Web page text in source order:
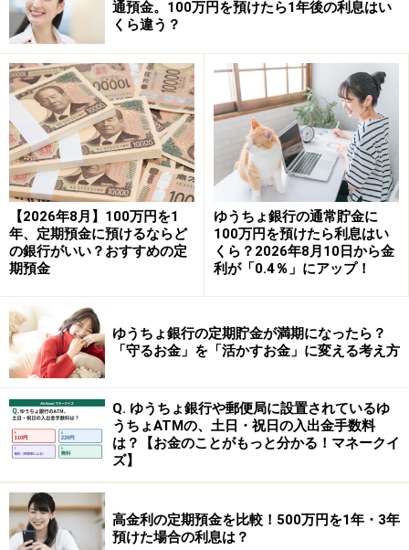
※大口定期の場合は店舗のみの預け入れとなり、インタ
ーネットでの預け入れはできない。
その他、調査時点で金利年0.50％をつけていた銀行は7行
ありました。
ローソン銀行『スーパー定期300』
auじぶん銀行『円定期預金』
SBI新生銀行『パワーダイレクト円定期預金100』
大和ネクスト銀行『円定期預金』
香川銀行セルフうどん支店『金利トッピング定期預
金』
愛媛銀行四国八十八カ所支店『四国八十八カ所支店
定期預金』
東京スター銀行『スターワン円定期預金プラス』
通預金。100万円を預けたら1年後の利息はい
くら違う？
【2026年8月】100万円を1
年、定期預金に預けるならど
の銀行がいい？おすすめの定
期預金
ゆうちょ銀行の通常貯金に
100万円を預けたら利息はい
くら？2026年8月10日から金
利が「0.4％」にアップ！
ゆうちょ銀行の定期貯金が満期になったら？
「守るお金」を「活かすお金」に変える考え方
Q. ゆうちょ銀行や郵便局に設置されているゆ
うちょATMの、土日・祝日の入出金手数料
は？【お金のことがもっと分かる！マネークイ
ズ】
高金利の定期預金を比較！500万円を1年・3年
預けた場合の利息は？